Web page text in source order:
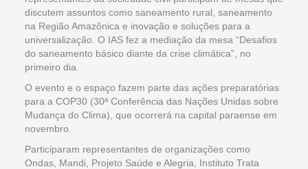
discutem assuntos como saneamento rural, saneamento
na Região Amazônica e inovação e soluções para a
universalização. O IAS fez a mediação da mesa “Desafios
do saneamento básico diante da crise climática”, no
primeiro dia.
O evento e o espaço fazem parte das ações preparatórias
para a COP30 (30ª Conferência das Nações Unidas sobre
Mudança do Clima), que ocorrerá na capital paraense em
novembro.
Participaram representantes de organizações como
Ondas, Mandi, Projeto Saúde e Alegria, Instituto Trata